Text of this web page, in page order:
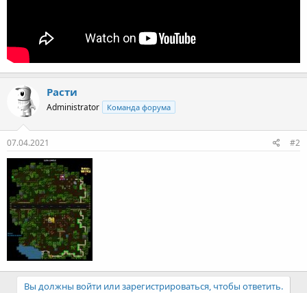
Расти
Administrator Команда форума
07.04.2021 #2
Вы должны войти или зарегистрироваться, чтобы ответить.